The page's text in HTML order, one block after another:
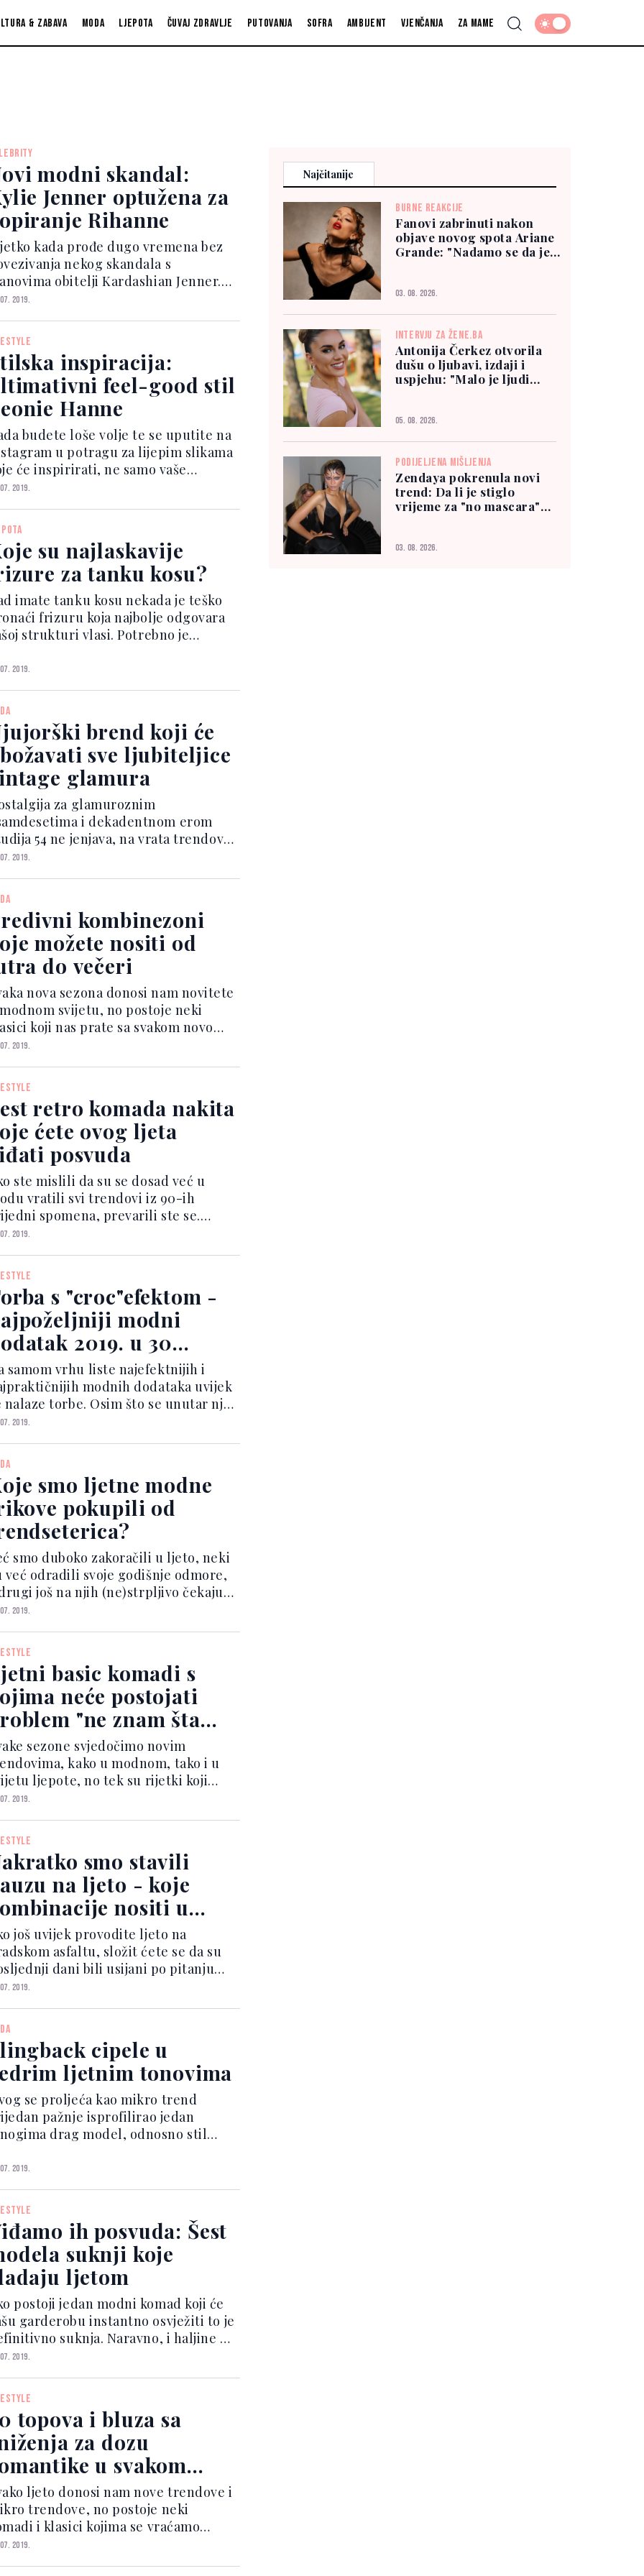
& zabava Moda Ljepota Čuvaj zdravlje Putovanja Sofra Ambijent Vjenčanja Za mame
modni skandal:
Jenner optužena za
Rihanne
kada prođe dugo vremena bez
nekog skandala s
obitelji Kardashian Jenner.
puta na tapeti je mlada
optužili da kopira Rihannu.
pjevačica je nedavno pozira...
2019.
inspiracija:
feel-good stil
Hanne
budete loše volje te se uputite na
u potragu za lijepim slikama
će inspirirati, ne samo vaše
već i opće raspoloženje,
Leonie Hanne koja stoji iza
Ohhcouture! h...
2019.
su najlaskavije
za tanku kosu?
imate tanku kosu nekada je teško
frizuru koja najbolje odgovara
strukturi vlasi. Potrebno je
kose, čineći privid još rjeđeg
Dimitri Giannetos, frizer koji
s Camilom...
2019.
brend koji će
sve ljubiteljice
glamura
za glamuroznim
i dekadentnom erom
54 ne jenjava, na vrata trendova
se odavno vratile mini haljine
erama potražio je i novi modni
Retrofête koji je obožav...
2019.
kombinezoni
možete nositi od
do večeri
nova sezona donosi nam novitete
svijetu, no postoje neki
koji nas prate sa svakom novom
te uvijek izgledaju još bolje i
Jedan od takvih komada je i
ko...
2019.
retro komada nakita
ćete ovog ljeta
posvuda
ste mislili da su se dosad već u
vratili svi trendovi iz 90-ih
spomena, prevarili ste se.
ljeta gotovo svi trendi komadi
desetljeća prošlog stoljeća i pitamo
kako su neki o...
2019.
s "croc"efektom -
modni
2019. u 30
modela
samom vrhu liste najefektnijih i
modnih dodataka uvijek
nalaze torbe. Osim što se unutar nje
sve one nezaobilazne stvari koje
praktičnu funkciju spaja s
modelim...
2019.
smo ljetne modne
pokupili od
smo duboko zakoračili u ljeto, neki
već odradili svoje godišnje odmore,
još na njih (ne)strpljivo čekaju.
bilo, provodite li svoje ljetne
predmet neizbježan, a to je –
2019.
basic komadi s
neće postojati
"ne znam šta
sezone svjedočimo novim
kako u modnom, tako i u
ljepote, no tek su rijetki koji
“preživjeti” duže od nekoliko
klasici kojima se uvijek vraćamo.
upravo su...
2019.
smo stavili
na ljeto - koje
nositi u
danima?
još uvijek provodite ljeto na
asfaltu, složit ćete se da su
dani bili usijani po pitanju
temperatura. Hlad smo tražili
a za odjevne kombinacije
je pravil...
2019.
cipele u
ljetnim tonovima
se proljeća kao mikro trend
pažnje isprofilirao jedan
drag model, odnosno stil
slingback. Slingback salonke
su brzo postale veliki modni hit,
se vratio iz 80-ih i osvojio
jedn...
2019.
ih posvuda: Šest
suknji koje
ljetom
postoji jedan modni komad koji će
garderobu instantno osvježiti to je
suknja. Naravno, i haljine će
zadovoljiti vašu potrebu da
nevjerojatno chic i mogućnosti
2019.
topova i bluza sa
za dozu
u svakom
ljeto donosi nam nove trendove i
trendove, no postoje neki
i klasici kojima se vraćamo
sezone jer su praktični, stylish,
2019.
Najčitanije
BURNE REAKCIJE
Fanovi zabrinuti nakon
objave novog spota Ariane
Grande: "Nadamo se da je
03. 08. 2026.
INTERVJU ZA ŽENE.BA
Antonija Čerkez otvorila
dušu o ljubavi, izdaji i
uspjehu: "Malo je ljudi
05. 08. 2026.
PODIJELJENA MIŠLJENJA
Zendaya pokrenula novi
trend: Da li je stiglo
vrijeme za "no mascara"
03. 08. 2026.